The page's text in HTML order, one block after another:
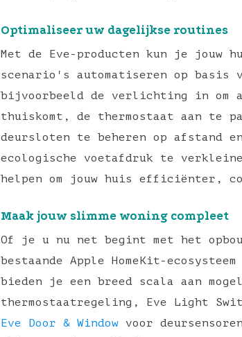
Optimaliseer uw dagelijkse routines
Met de Eve-producten kun je jouw
scenario's automatiseren op
bijvoorbeeld de verlichting in om
thuiskomt, de thermostaat aan te
deursloten te beheren op afstand
ecologische voetafdruk te
helpen om jouw huis efficiënter,
Maak jouw slimme woning compleet
Of je u nu net begint met het
bestaande Apple HomeKit-
bieden je een breed scala aan
thermostaatregeling, Eve Light
Eve Door & Window voor